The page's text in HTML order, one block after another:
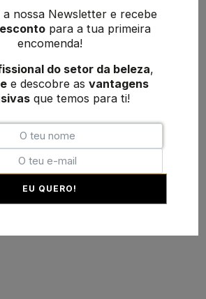
a nossa Newsletter e recebe
para a tua primeira
encomenda!
do setor da beleza,
e descobre as vantagens
que temos para ti!
EU QUERO!